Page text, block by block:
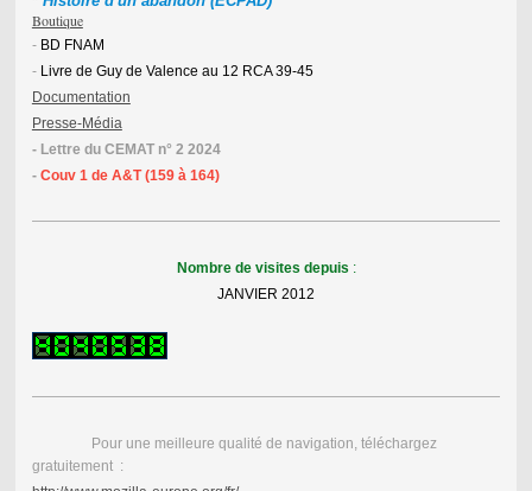
Boutique
- BD FNAM
- Livre de Guy de Valence au 12 RCA 39-45
Documentation
Presse-Média
- Lettre du CEMAT n° 2 2024
- Couv 1 de A&T (159 à 164)
Nombre de visites depuis :
JANVIER 2012
Pour une meilleure qualité de navigation, téléchargez
gratuitement :